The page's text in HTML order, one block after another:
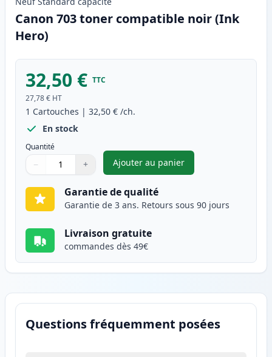
Canon 703 toner compatible noir (Ink
Hero)
32,50 € TTC
27,78 € HT
1 Cartouches | 32,50 € /ch.
En stock
Quantité
Quantité
Utilisez les boutons pour ajuster
− +
Quantité
Ajouter au panier
,Canon 703 toner compatible
Garantie de qualité
Garantie de 3 ans. Retours sous 90 jours
Livraison gratuite
commandes dès 49€
Questions fréquemment posées